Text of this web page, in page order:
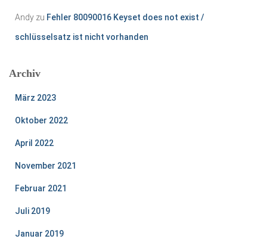
Andy zu Fehler 80090016 Keyset does not exist /
schlüsselsatz ist nicht vorhanden
Archiv
März 2023
Oktober 2022
April 2022
November 2021
Februar 2021
Juli 2019
Januar 2019